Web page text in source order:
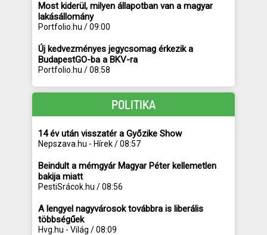
Most kiderül, milyen állapotban van a magyar
lakásállomány
Portfolio.hu / 09:00
Új kedvezményes jegycsomag érkezik a
BudapestGO-ba a BKV-ra
Portfolio.hu / 08:58
POLITIKA
14 év után visszatér a Győzike Show
Nepszava.hu - Hírek / 08:57
Beindult a mémgyár Magyar Péter kellemetlen
bakija miatt
PestiSrácok.hu / 08:56
A lengyel nagyvárosok továbbra is liberális
többségűek
Hvg.hu - Világ / 08:09